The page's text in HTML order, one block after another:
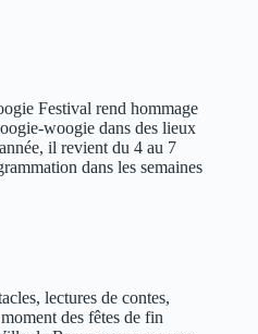
Festival rend hommage
woogie dans des lieux
il revient du 4 au 7
dans les semaines
lectures de contes,
des fêtes de fin